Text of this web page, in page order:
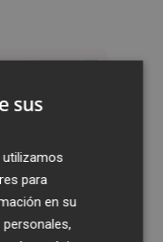
sus
para
en su